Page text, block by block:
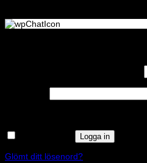
Obligatoriskt
Logga in
Glömt ditt lösenord?